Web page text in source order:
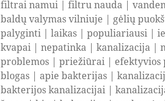
filtrai namui |filtru nauda |
baldų valymas vilniuje | gėlių
palyginti |laikas |populiariausi |
kvapai |nepatinka |kanalizacija |
problemos |priežiūrai | efektyvios
blogas | apie bakterijas |
bakterijos kanalizacijai |